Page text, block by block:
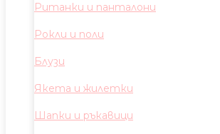
Ританки и панталони
Рокли и поли
Блузи
Якета и жилетки
Шапки и ръкавици